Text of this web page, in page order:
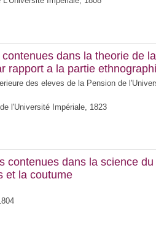
dans la theorie de
rapport a la partie
des eleves de la Pension de
l'Université Impériale, 1823
contenues dans la science
et la coutume